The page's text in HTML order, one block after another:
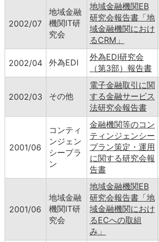
2002/07
地域金融
機関IT研
究会
地域金融機関EB
研究会報告書「地
域金融機関におけ
るCRM」
2002/04 外為EDI
外為EDI研究会
（第3部）報告書
2002/03 その他
電子金融取引に関
する金融サービス
法研究会報告書
2001/06
コンティ
ンジェン
シープラ
ン
金融機関等のコン
ティンジェンシー
プラン策定・運用
に関する研究会報
告書
2001/06
地域金融
機関IT研
究会
地域金融機関EB
研究会報告書「地
域金融機関におけ
るECへの取組
み」